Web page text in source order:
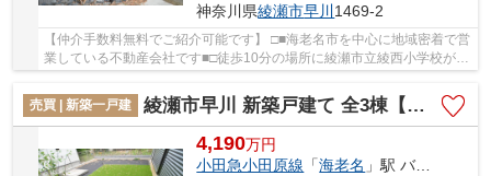
神奈川県綾瀬市早川 1469-2
【仲介手数料無料でご紹介可能です】 □■海老名市を中心に地域密着で営
業している不動産会社です■□徒歩10分の場所に綾瀬市立綾西小学校があ
ります。新築ならではの「新しさ」がとても魅...
売買 | 新築一戸建
綾瀬市早川 新築戸建て 全3棟【仲介手数料無料】
4,190万円
小田急小田原線 「海老名 」駅 バス17分 「瀬端橋」 停歩8分